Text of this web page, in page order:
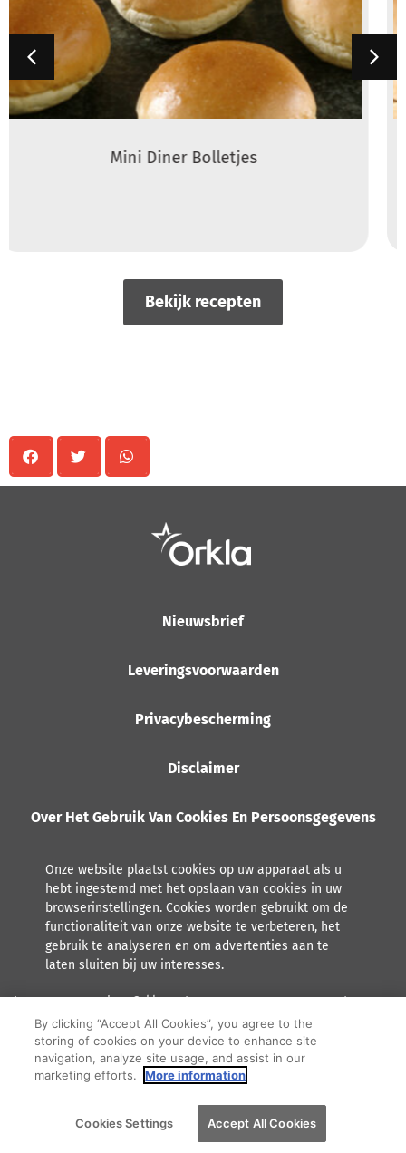
Rozijnenbollen (ProSon Vruchten Citrus)
Bekijk recepten
Nieuwsbrief
Leveringsvoorwaarden
Privacybescherming
Disclaimer
Over Het Gebruik Van Cookies En Persoonsgegevens
Onze website plaatst cookies op uw apparaat als u
hebt ingestemd met het opslaan van cookies in uw
browserinstellingen. Cookies worden gebruikt om de
functionaliteit van onze website te verbeteren, het
gebruik te analyseren en om advertenties aan te
laten sluiten bij uw interesses.
Lees meer over hoe Orkla met persoonsgegevens omgaat,
inclusief het recht tot inzage.
F
a
c
Y
o
u
I
s
© 2026 Orkla. All rights reserved
By clicking “Accept All Cookies”, you agree to the
storing of cookies on your device to enhance site
navigation, analyze site usage, and assist in our
marketing efforts.
More information
Cookies Settings Accept All Cookies